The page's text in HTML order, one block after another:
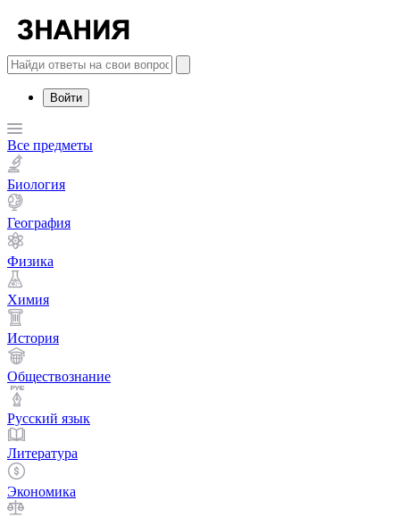
Войти
Все предметы
Биология
География
Физика
Химия
История
Обществознание
Русский язык
Литература
Экономика